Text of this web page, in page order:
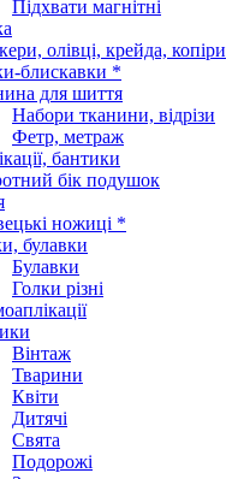
Підхвати магнітні
олівці, крейда, копіри
блискавки *
для шиття
Набори тканини, відрізи
Фетр, метраж
бантики
бік подушок
ножиці *
булавки
Булавки
Голки різні
Вінтаж
Тварини
Квіти
Дитячі
Свята
Подорожі